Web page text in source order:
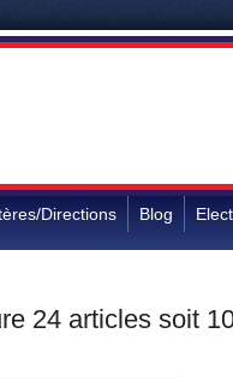
Directions Blog
24 articles soit